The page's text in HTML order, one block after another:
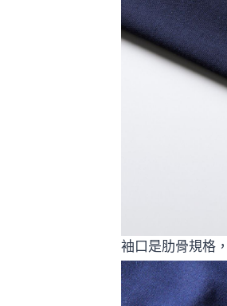
袖口是肋骨規格